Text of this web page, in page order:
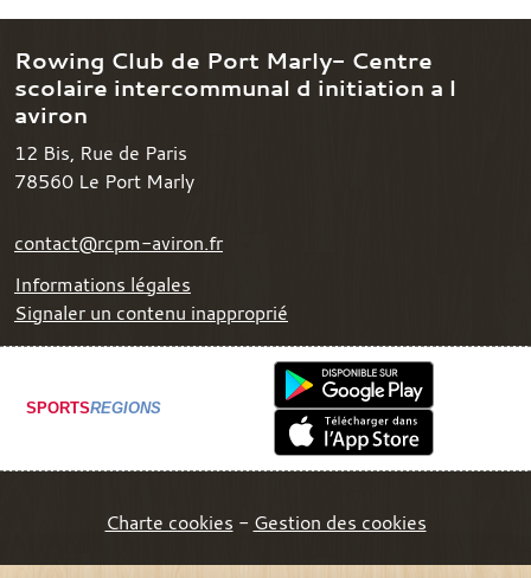
Rowing Club de Port Marly- Centre
scolaire intercommunal d initiation a l
aviron
12 Bis, Rue de Paris
78560 Le Port Marly
contact@rcpm-aviron.fr
Informations légales
Signaler un contenu inapproprié
SPORTSREGIONS
Charte cookies Gestion des cookies